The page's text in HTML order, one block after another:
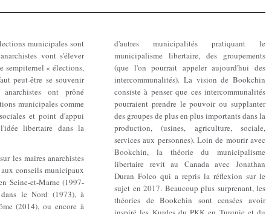
municipales sont
vont s'élever
sempiternel « élections,
peut-être se souvenir
ont prôné
municipales comme
et point d'appui
libertaire dans la
les maires anarchistes
conseils municipaux
Seine-et-Marne (1997-
le Nord (1973), à
(2014), ou encore à
d'autres municipalités pratiquant le
municipalisme libertaire, des groupements
(que l'on pourrait appeler aujourd'hui des
intercommunalités). La vision de Bookchin
consiste à penser que ces intercommunalités
pourraient prendre le pouvoir ou supplanter
des groupes de plus en plus importants dans la
production, (usines, agriculture, sociale,
services aux personnes). Loin de mourir avec
Bookchin, la théorie du municipalisme
libertaire revit au Canada avec Jonathan
Duran Folco qui a repris la réflexion sur le
sujet en 2017. Beaucoup plus surprenant, les
théories de Bookchin sont censées avoir